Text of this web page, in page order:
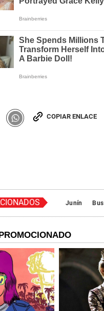
COPIAR ENLACE
Junín Bus